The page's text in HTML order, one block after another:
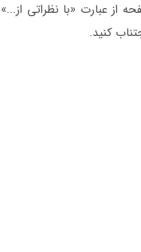
از عبارت «با نظراتی از...»
کنید.